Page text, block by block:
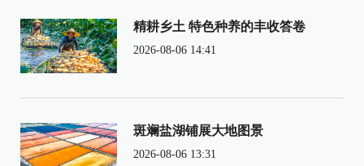
精耕乡土 特色种养的丰收答卷
2026-08-06 14:41
斑斓盐湖铺展大地图景
2026-08-06 13:31